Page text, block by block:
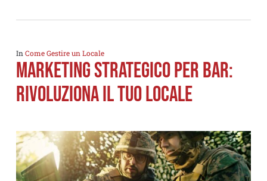
In Come Gestire un Locale
Marketing strategico per Bar:
rivoluziona il tuo locale